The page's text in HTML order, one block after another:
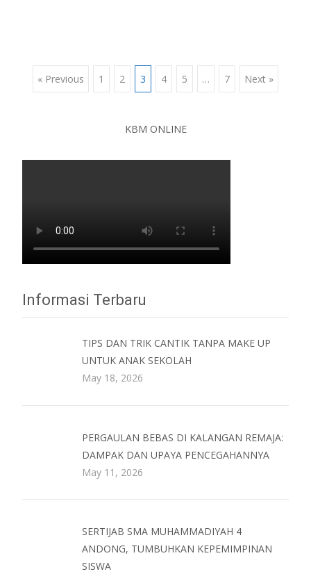
Posts
navigation
« Previous 1 2 3 4 5 … 7 Next »
KBM ONLINE
Informasi Terbaru
TIPS DAN TRIK CANTIK TANPA MAKE UP
UNTUK ANAK SEKOLAH
May 18, 2026
PERGAULAN BEBAS DI KALANGAN REMAJA:
DAMPAK DAN UPAYA PENCEGAHANNYA
May 11, 2026
SERTIJAB SMA MUHAMMADIYAH 4
ANDONG, TUMBUHKAN KEPEMIMPINAN
SISWA